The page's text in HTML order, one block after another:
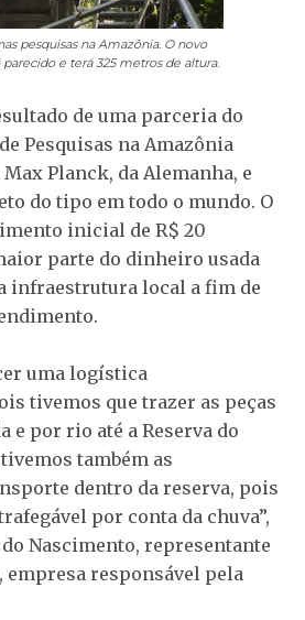
pesquisas na Amazônia. O novo
e terá 325 metros de altura.
de uma parceria do
Pesquisas na Amazônia
Planck, da Alemanha, e
do tipo em todo o mundo. O
inicial de R$ 20
parte do dinheiro usada
infraestrutura local a fim de
uma logística
tivemos que trazer as peças
e por rio até a Reserva do
também as
dentro da reserva, pois
por conta da chuva”,
Nascimento, representante
empresa responsável pela